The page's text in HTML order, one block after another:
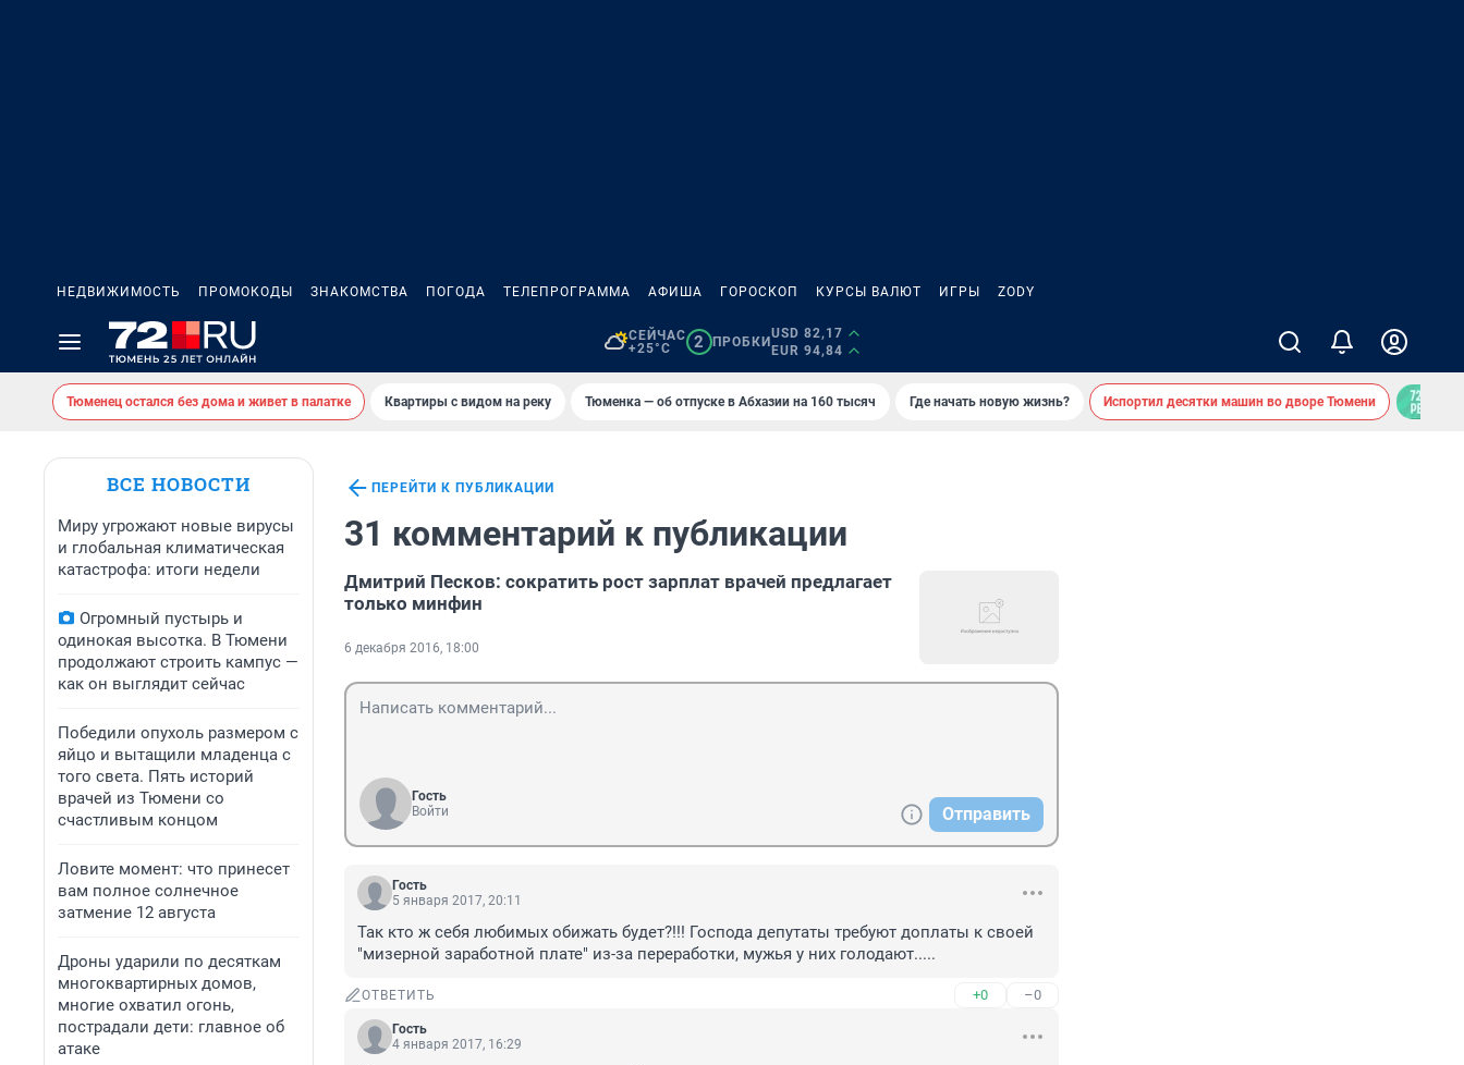
НЕДВИЖИМОСТЬ ПРОМОКОДЫ ЗНАКОМСТВА ПОГОДА ТЕЛЕПРОГРАММА АФИША ГОРОСКОП КУРСЫ ВАЛЮТ ИГРЫ ZODY
СЕЙЧАС
+25°C
2 ПРОБКИ
USD 82,17
EUR 94,84
Тюменец остался без дома и живет в палатке Квартиры с видом на реку Тюменка — об отпуске в Абхазии на 160 тысяч Где начать новую жизнь? Испортил десятки машин во дворе Тюмени
ВСЕ НОВОСТИ
Миру угрожают новые вирусы
и глобальная климатическая
катастрофа: итоги недели
Огромный пустырь и
одинокая высотка. В Тюмени
продолжают строить кампус —
как он выглядит сейчас
Победили опухоль размером с
яйцо и вытащили младенца с
того света. Пять историй
врачей из Тюмени со
счастливым концом
Ловите момент: что принесет
вам полное солнечное
затмение 12 августа
Дроны ударили по десяткам
многоквартирных домов,
многие охватил огонь,
пострадали дети: главное об
атаке
ПЕРЕЙТИ К ПУБЛИКАЦИИ
31 комментарий к публикации
Дмитрий Песков: сократить рост зарплат врачей предлагает
только минфин
6 декабря 2016, 18:00
Гость
Войти
Отправить
Гость
5 января 2017, 20:11
Так кто ж себя любимых обижать будет?!!! Господа депутаты требуют доплаты к своей
"мизерной заработной плате" из-за переработки, мужья у них голодают.....
ОТВЕТИТЬ +0 –0
Гость
4 января 2017, 16:29